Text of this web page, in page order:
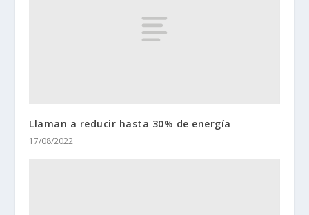
Llaman a reducir hasta 30% de energía
17/08/2022